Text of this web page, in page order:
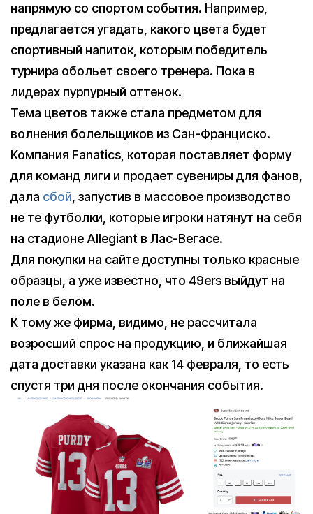
напрямую со спортом события. Например,
предлагается угадать, какого цвета будет
спортивный напиток, которым победитель
турнира обольет своего тренера. Пока в
лидерах пурпурный оттенок.
Тема цветов также стала предметом для
волнения болельщиков из Сан-Франциско.
Компания Fanatics, которая поставляет форму
для команд лиги и продает сувениры для фанов,
дала сбой, запустив в массовое производство
не те футболки, которые игроки натянут на себя
на стадионе Allegiant в Лас-Вегасе.
Для покупки на сайте доступны только красные
образцы, а уже известно, что 49ers выйдут на
поле в белом.
К тому же фирма, видимо, не рассчитала
возросший спрос на продукцию, и ближайшая
дата доставки указана как 14 февраля, то есть
спустя три дня после окончания события.